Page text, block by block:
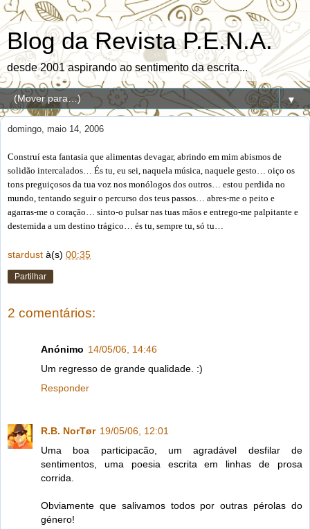
Blog da Revista P.E.N.A.
desde 2001 aspirando ao sentimento da escrita...
▼
domingo, maio 14, 2006
Construí esta fantasia que alimentas devagar, abrindo em mim abismos de
solidão intercalados… És tu, eu sei, naquela música, naquele gesto… oiço os
tons preguiçosos da tua voz nos monólogos dos outros… estou perdida no
mundo, tentando seguir o percurso dos teus passos… abres-me o peito e
agarras-me o coração… sinto-o pulsar nas tuas mãos e entrego-me palpitante e
destemida a um destino trágico… és tu, sempre tu, só tu…
stardust à(s) 00:35
Partilhar
2 comentários:
Anónimo 14/05/06, 14:46
Um regresso de grande qualidade. :)
Responder
R.B. NorTør 19/05/06, 12:01
Uma boa participacão, um agradável desfilar de
sentimentos, uma poesia escrita em linhas de prosa
corrida.
Obviamente que salivamos todos por outras pérolas do
género!